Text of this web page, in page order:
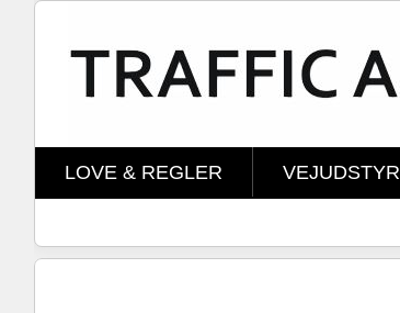
LOVE & REGLER VEJUDSTYR